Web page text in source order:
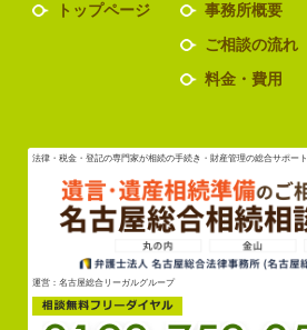
トップページ
事務所概要
ご相談の流れ
料金・費用
法律・税金・登記の専門家が相続の手続き・財産管理の総合サポート
運営：名古屋総合リーガルグループ